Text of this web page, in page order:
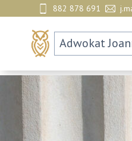
882 878 691
Adwokat